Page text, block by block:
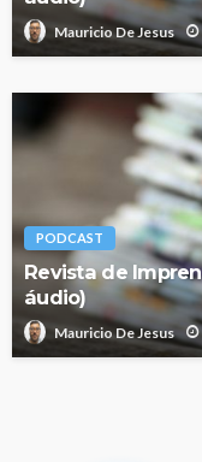
Mauricio De Jesus
PODCAST
Revista de
áudio)
Mauricio De Jesus